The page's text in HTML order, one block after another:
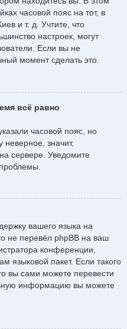
часовой пояс на тот, в
и т. д. Учтите, что
настроек, могут
Если вы не
момент сделать это.
всё равно
часовой пояс, но
значит,
сервере. Уведомите
вашего языка на
не перевёл phpBB на ваш
конференции,
языковой пакет. Если такого
вы сами можете перевести
информацию вы можете